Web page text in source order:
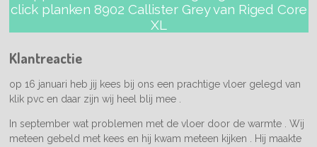
click planken 8902 Callister Grey van Riged Core
XL
Klantreactie
op 16 januari heb jij kees bij ons een prachtige vloer gelegd van
klik pvc en daar zijn wij heel blij mee .
In september wat problemen met de vloer door de warmte . Wij
meteen gebeld met kees en hij kwam meteen kijken . Hij maakte